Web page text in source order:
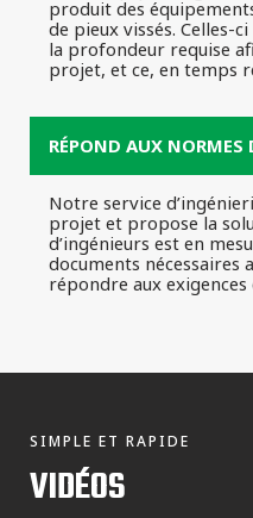
produit des
de pieux vissés.
la profondeur requise
projet, et ce, en temps
RÉPOND AUX
Notre service
projet et propose la
d’ingénieurs est en
documents nécessaires
répondre aux
SIMPLE ET RAPIDE
VIDÉOS